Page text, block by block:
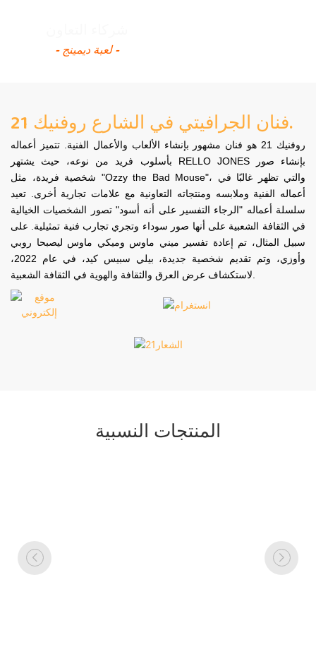
- لعبة ديمينج -
فنان الجرافيتي في الشارع روفنيك 21.
روفنيك 21 هو فنان مشهور بإنشاء الألعاب والأعمال الفنية. تتميز أعماله
بأسلوب فريد من نوعه، حيث يشتهر RELLO JONES بإنشاء صور
شخصية فريدة، مثل "Ozzy the Bad Mouse"، والتي تظهر غالبًا في
أعماله الفنية وملابسه ومنتجاته التعاونية مع علامات تجارية أخرى. تعيد
سلسلة أعماله "الرجاء التفسير على أنه أسود" تصور الشخصيات الخيالية
في الثقافة الشعبية على أنها صور سوداء وتجري تجارب فنية تمثيلية. على
سبيل المثال، تم إعادة تفسير ميني ماوس وميكي ماوس ليصبحا روبي
وأوزي، وتم تقديم شخصية جديدة، بيلي سبيس كيد، في عام 2022،
المنتجات النسبية